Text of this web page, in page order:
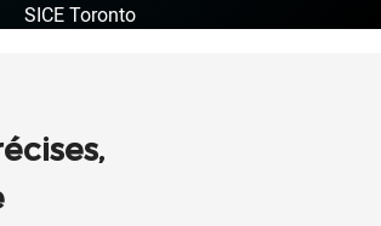
SICE Toronto